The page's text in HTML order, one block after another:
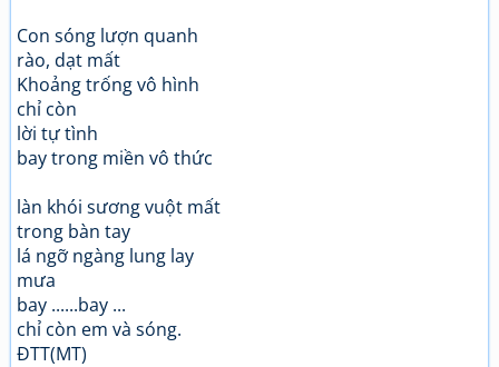
Con sóng lượn quanh
rào, dạt mất
Khoảng trống vô hình
chỉ còn
lời tự tình
bay trong miền vô thức
làn khói sương vuột mất
trong bàn tay
lá ngỡ ngàng lung lay
mưa
bay ......bay ...
chỉ còn em và sóng.
ĐTT(MT)